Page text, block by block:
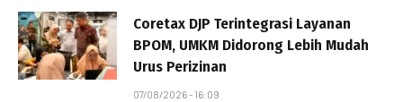
Coretax DJP Terintegrasi Layanan
BPOM, UMKM Didorong Lebih Mudah
Urus Perizinan
07/08/2026 - 16:09